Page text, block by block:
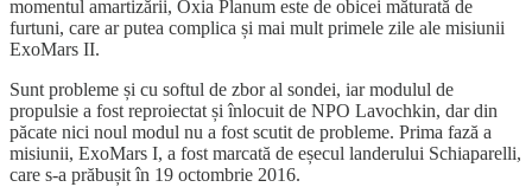
momentul amartizării, Oxia Planum este de obicei măturată de
furtuni, care ar putea complica și mai mult primele zile ale misiunii
ExoMars II.
Sunt probleme și cu softul de zbor al sondei, iar modulul de
propulsie a fost reproiectat și înlocuit de NPO Lavochkin, dar din
păcate nici noul modul nu a fost scutit de probleme. Prima fază a
misiunii, ExoMars I, a fost marcată de eșecul landerului Schiaparelli,
care s-a prăbușit în 19 octombrie 2016.